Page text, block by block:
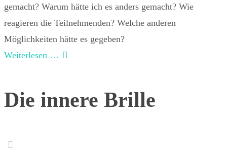
gemacht? Warum hätte ich es anders gemacht? Wie
reagieren die Teilnehmenden? Welche anderen
Möglichkeiten hätte es gegeben?
Weiterlesen …
Die innere Brille